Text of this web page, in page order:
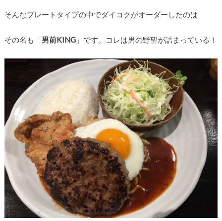
そんなプレートタイプの中でダイコクがオーダーしたのは
その名も「男前KING」です。コレは男の野望が詰まっている！